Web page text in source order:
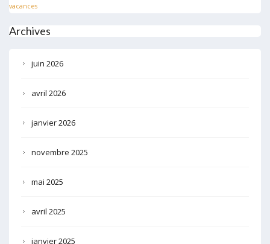
vacances
Archives
juin 2026
avril 2026
janvier 2026
novembre 2025
mai 2025
avril 2025
janvier 2025